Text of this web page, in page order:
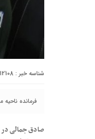
شناسه خبر : 12108 | تاریخ انتشار : ۳۰ آبان ۱۴۰۳ - ۲۳:۲۴ | 450 بازدید | تعداد دیدگاه :
فرمانده